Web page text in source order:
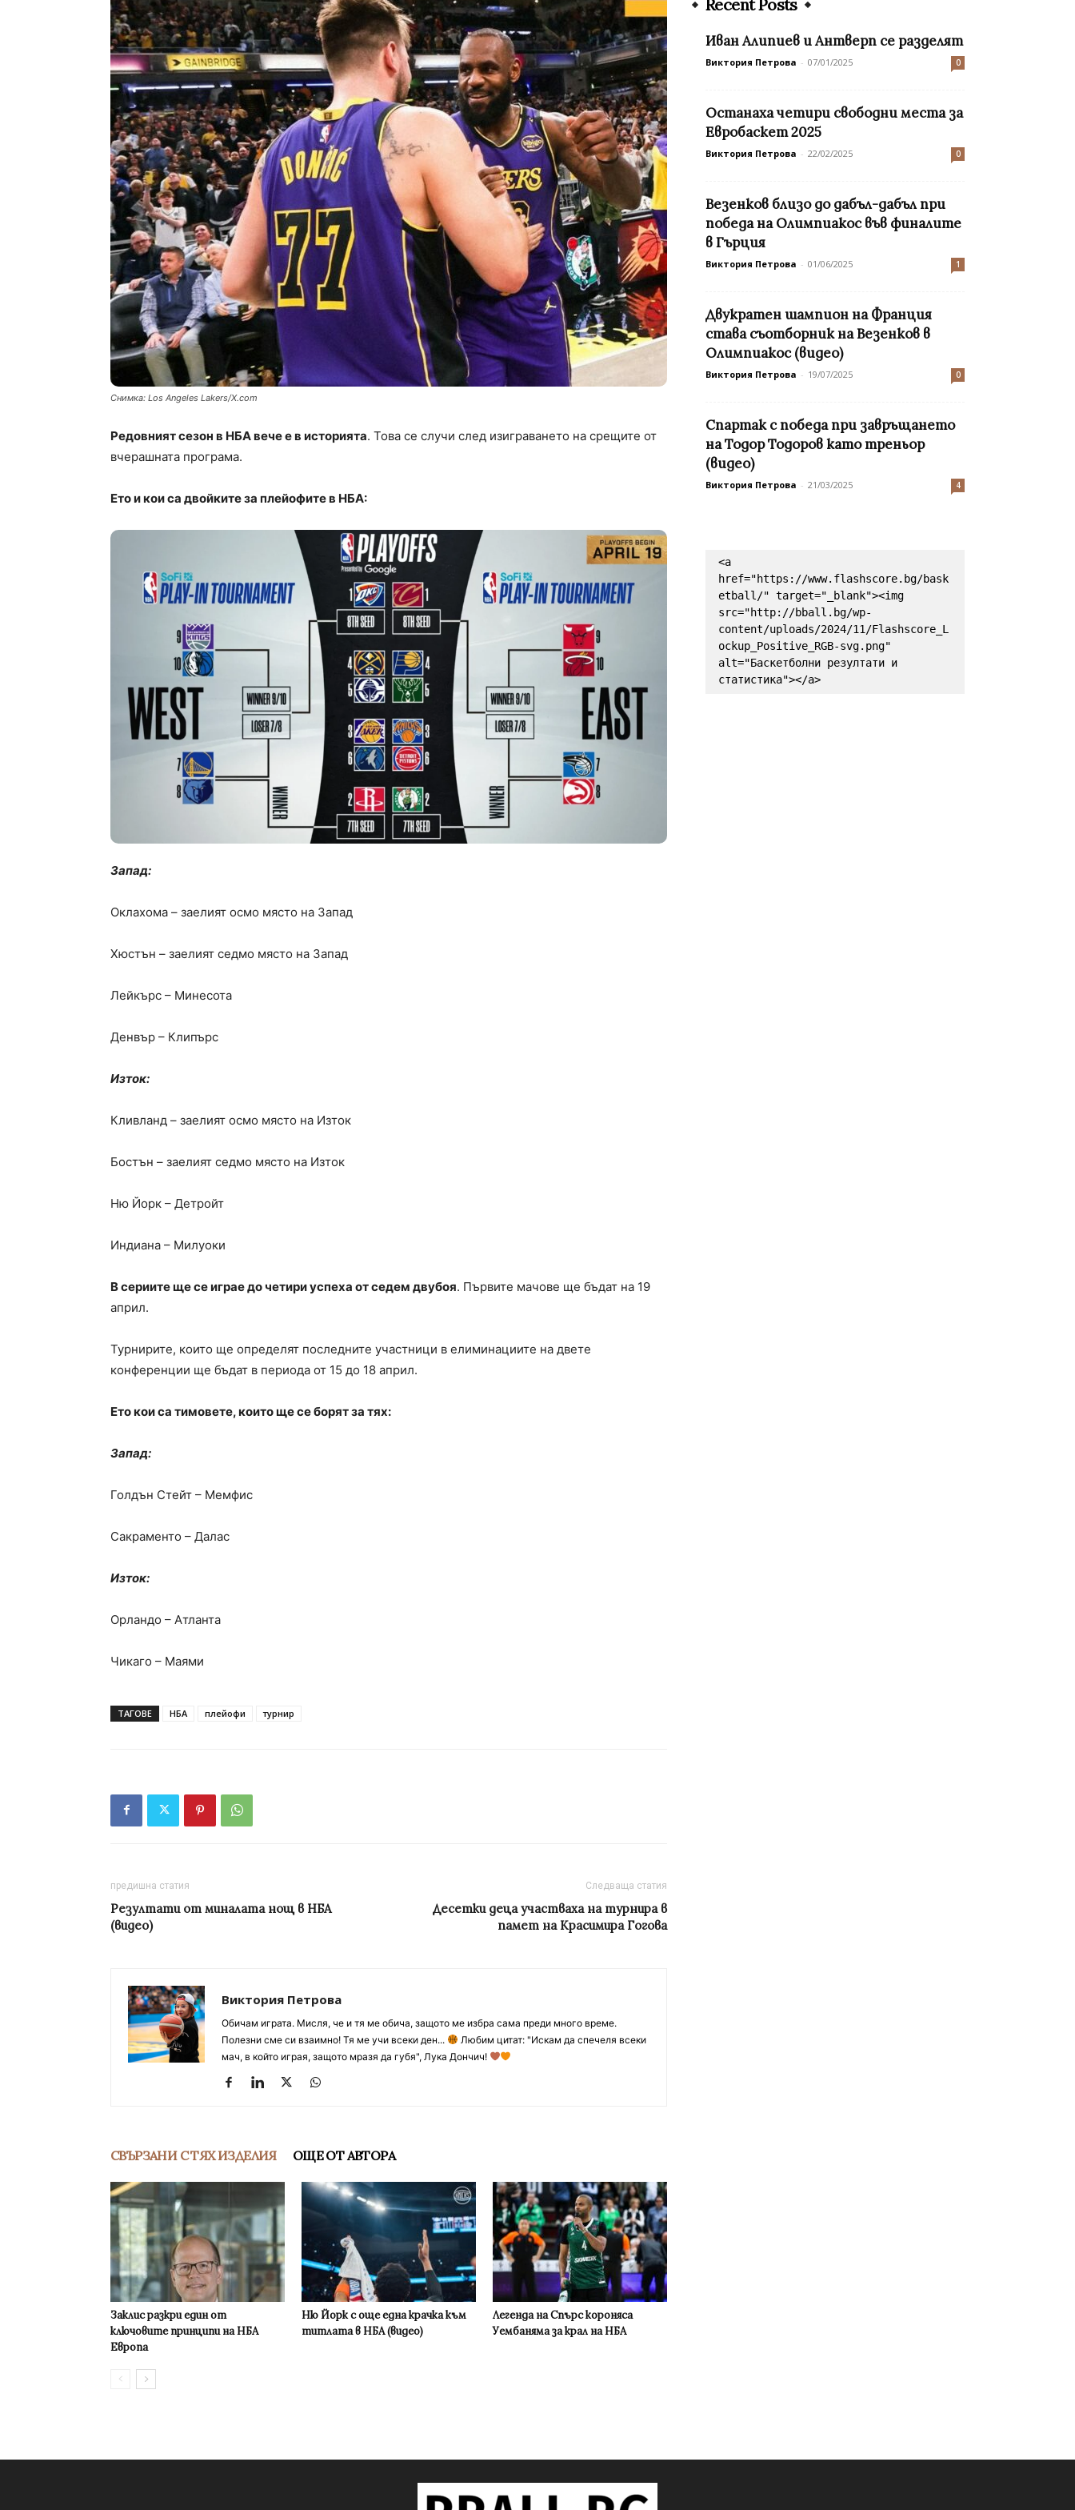
Снимка: Los Angeles Lakers/X.com
Редовният сезон в НБА вече е в историята. Това се случи след изиграването на срещите от
вчерашната програма.
Ето и кои са двойките за плейофите в НБА:
Запад:
Оклахома – заелият осмо място на Запад
Хюстън – заелият седмо място на Запад
Лейкърс – Минесота
Денвър – Клипърс
Изток:
Кливланд – заелият осмо място на Изток
Бостън – заелият седмо място на Изток
Ню Йорк – Детройт
Индиана – Милуоки
В сериите ще се играе до четири успеха от седем двубоя. Първите мачове ще бъдат на 19
април.
Турнирите, които ще определят последните участници в елиминациите на двете
конференции ще бъдат в периода от 15 до 18 април.
Ето кои са тимовете, които ще се борят за тях:
Запад:
Голдън Стейт – Мемфис
Сакраменто – Далас
Изток:
Орландо – Атланта
Чикаго – Маями
ТАГОВЕ НБА плейофи турнир
предишна статия
Резултати от миналата нощ в НБА
(видео)
Следваща статия
Десетки деца участваха на турнира в
памет на Красимира Гогова
Виктория Петрова
Обичам играта. Мисля, че и тя ме обича, защото ме избра сама преди много време.
Полезни сме си взаимно! Тя ме учи всеки ден...
Любим цитат: "Искам да спечеля всеки
мач, в който играя, защото мразя да губя", Лука Дончич!
СВЪРЗАНИ С ТЯХ ИЗДЕЛИЯ ОЩЕ ОТ АВТОРА
Заклис разкри един от
ключовите принципи на НБА
Европа
Ню Йорк с още една крачка към
титлата в НБА (видео)
Легенда на Спърс короняса
Уембаняма за крал на НБА
Recent Posts
Иван Алипиев и Антверп се разделят
Виктория Петрова - 07/01/2025 0
Останаха четири свободни места за
Евробаскет 2025
Виктория Петрова - 22/02/2025 0
Везенков близо до дабъл-дабъл при
победа на Олимпиакос във финалите
в Гърция
Виктория Петрова - 01/06/2025 1
Двукратен шампион на Франция
става съотборник на Везенков в
Олимпиакос (видео)
Виктория Петрова - 19/07/2025 0
Спартак с победа при завръщането
на Тодор Тодоров като треньор
(видео)
Виктория Петрова - 21/03/2025 4
<a
href="https://www.flashscore.bg/bask
etball/" target="_blank"><img
src="http://bball.bg/wp-
content/uploads/2024/11/Flashscore_L
ockup_Positive_RGB-svg.png"
alt="Баскетболни резултати и
статистика"></a>